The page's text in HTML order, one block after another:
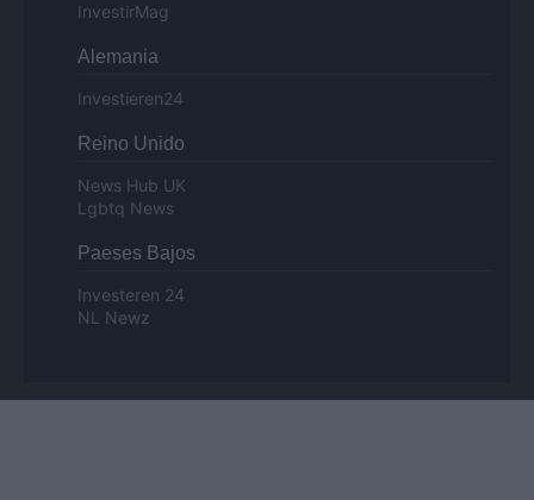
InvestirMag
Alemania
Investieren24
Reino Unido
News Hub UK
Lgbtq News
Paeses Bajos
Investeren 24
NL Newz